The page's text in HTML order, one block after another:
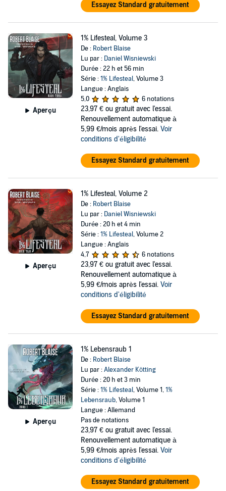
Essayez Standard gratuitement
Aperçu
1% Lifesteal, Volume 3
De : Robert Blaise
Lu par : Daniel Wisniewski
Durée : 22 h et 56 min
Série :1% Lifesteal, Volume 3
Langue : Anglais
5,0
6 notations
23,97 € ou gratuit avec l'essai.
Renouvellement automatique à
5,99 €/mois après l'essai. Voir
conditions d'éligibilité
Essayez Standard gratuitement
Aperçu
1% Lifesteal, Volume 2
De : Robert Blaise
Lu par : Daniel Wisniewski
Durée : 20 h et 4 min
Série :1% Lifesteal, Volume 2
Langue : Anglais
4,7
6 notations
23,97 € ou gratuit avec l'essai.
Renouvellement automatique à
5,99 €/mois après l'essai. Voir
conditions d'éligibilité
Essayez Standard gratuitement
Aperçu
1% Lebensraub 1
De : Robert Blaise
Lu par :Alexander Kötting
Durée : 20 h et 3 min
Série :1% Lifesteal, Volume 1,1%
Lebensraub, Volume 1
Langue : Allemand
Pas de notations
23,97 € ou gratuit avec l'essai.
Renouvellement automatique à
5,99 €/mois après l'essai. Voir
conditions d'éligibilité
Essayez Standard gratuitement